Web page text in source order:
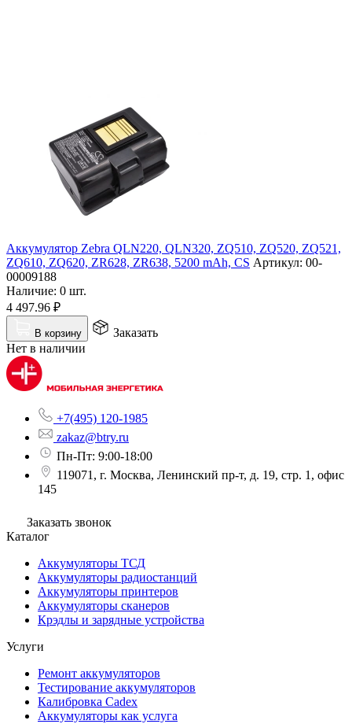
Аккумулятор Zebra QLN220, QLN320, ZQ510, ZQ520, ZQ521,
ZQ610, ZQ620, ZR628, ZR638, 5200 mAh, CS Артикул: 00-
00009188
Наличие: 0 шт.
4 497.96 ₽
В корзину
Заказать
Нет в наличии
+7(495) 120-1985
zakaz@btry.ru
Пн-Пт: 9:00-18:00
119071, г. Москва, Ленинский пр-т, д. 19, стр. 1, офис
145
Заказать звонок
Каталог
Аккумуляторы ТСД
Аккумуляторы радиостанций
Аккумуляторы принтеров
Аккумуляторы сканеров
Крэдлы и зарядные устройства
Услуги
Ремонт аккумуляторов
Тестирование аккумуляторов
Калибровка Cadex
Аккумуляторы как услуга